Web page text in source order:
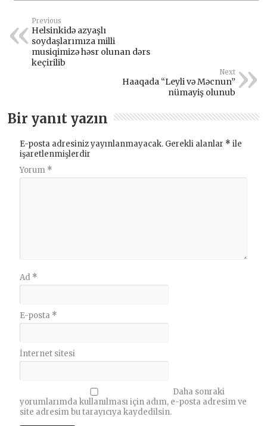
Previous
Helsinkidə azyaşlı
soydaşlarımıza milli
musiqimizə həsr olunan dərs
keçirilib
Next
Haaqada “Leyli və Məcnun”
nümayiş olunub
Bir yanıt yazın
E-posta adresiniz yayınlanmayacak. Gerekli alanlar * ile
işaretlenmişlerdir
Yorum *
Ad *
E-posta *
İnternet sitesi
Daha sonraki
yorumlarımda kullanılması için adım, e-posta adresim ve
site adresim bu tarayıcıya kaydedilsin.